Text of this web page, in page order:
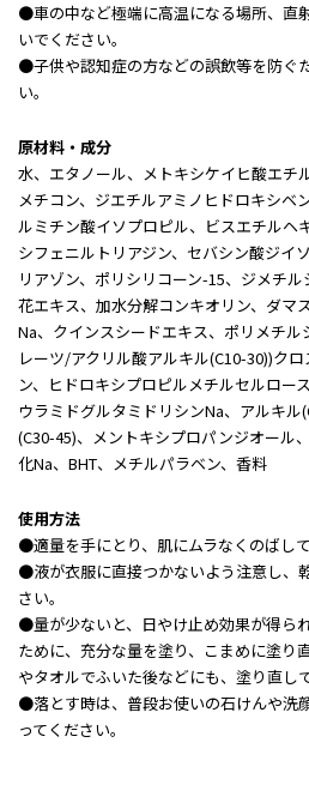
●車の中など極端に高温になる場所、直
いでください。
●子供や認知症の方などの誤飲等を防ぐ
い。
原材料・成分
水、エタノール、メトキシケイヒ酸エチ
メチコン、ジエチルアミノヒドロキシベ
ルミチン酸イソプロピル、ビスエチルヘ
シフェニルトリアジン、セバシン酸ジイ
リアゾン、ポリシリコーン-15、ジメチ
花エキス、加水分解コンキオリン、ダマ
Na、クインスシードエキス、ポリメチル
レーツ/アクリル酸アルキル(C10-30))ク
ン、ヒドロキシプロピルメチルセルロー
ウラミドグルタミドリシンNa、アルキル
(C30-45)、メントキシプロパンジオール
化Na、BHT、メチルパラベン、香料
使用方法
●適量を手にとり、肌にムラなくのばして
●液が衣服に直接つかないよう注意し、
さい。
●量が少ないと、日やけ止め効果が得ら
ために、充分な量を塗り、こまめに塗り
やタオルでふいた後などにも、塗り直し
●落とす時は、普段お使いの石けんや洗
ってください。